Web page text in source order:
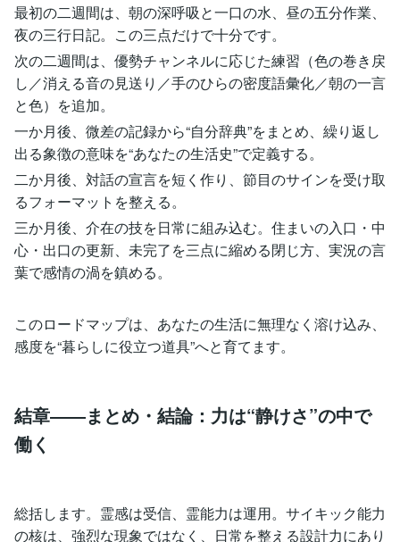
最初の二週間は、朝の深呼吸と一口の水、昼の五分作業、
夜の三行日記。この三点だけで十分です。
次の二週間は、優勢チャンネルに応じた練習（色の巻き戻
し／消える音の見送り／手のひらの密度語彙化／朝の一言
と色）を追加。
一か月後、微差の記録から“自分辞典”をまとめ、繰り返し
出る象徴の意味を“あなたの生活史”で定義する。
二か月後、対話の宣言を短く作り、節目のサインを受け取
るフォーマットを整える。
三か月後、介在の技を日常に組み込む。住まいの入口・中
心・出口の更新、未完了を三点に縮める閉じ方、実況の言
葉で感情の渦を鎮める。
このロードマップは、あなたの生活に無理なく溶け込み、
感度を“暮らしに役立つ道具”へと育てます。
結章――まとめ・結論：力は“静けさ”の中で
働く
総括します。霊感は受信、霊能力は運用。サイキック能力
の核は、強烈な現象ではなく、日常を整える設計力にあり